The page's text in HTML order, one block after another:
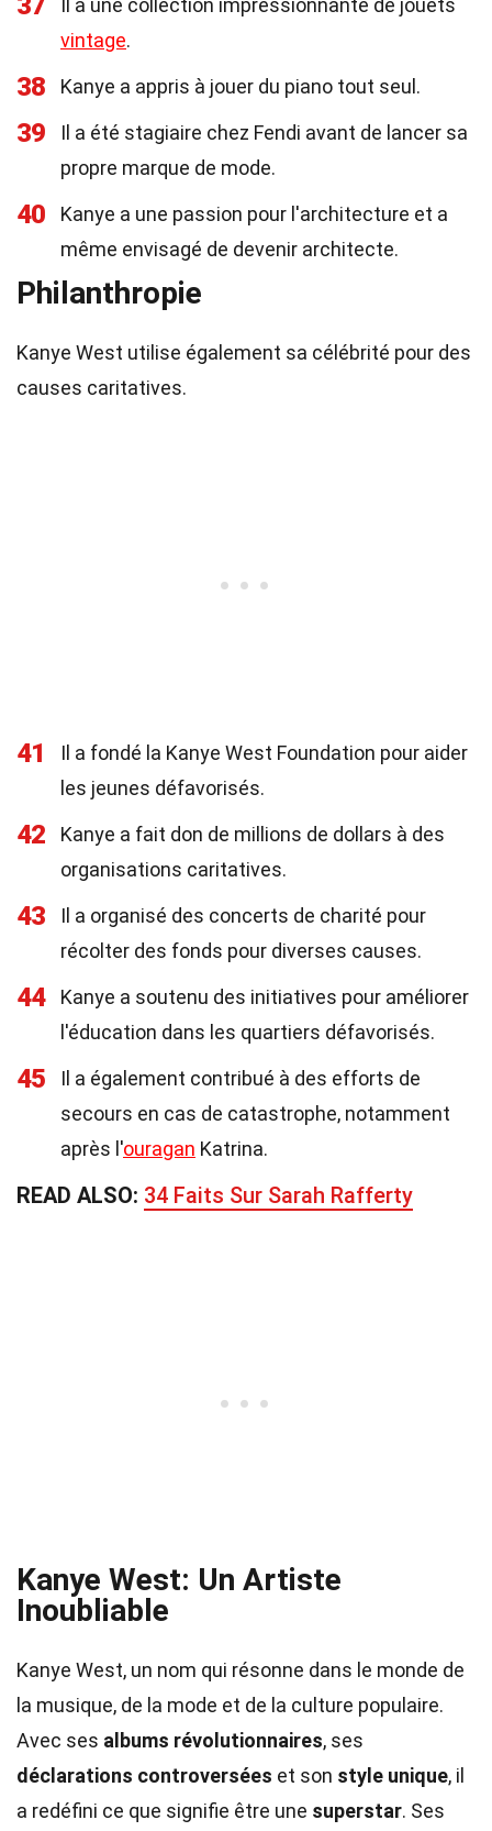
Il a une collection impressionnante de jouets
vintage.
38 Kanye a appris à jouer du piano tout seul.
39
Il a été stagiaire chez Fendi avant de lancer sa
propre marque de mode.
40
Kanye a une passion pour l'architecture et a
même envisagé de devenir architecte.
Philanthropie
Kanye West utilise également sa célébrité pour des
causes caritatives.
41
Il a fondé la Kanye West Foundation pour aider
les jeunes défavorisés.
42
Kanye a fait don de millions de dollars à des
organisations caritatives.
43
Il a organisé des concerts de charité pour
récolter des fonds pour diverses causes.
44
Kanye a soutenu des initiatives pour améliorer
l'éducation dans les quartiers défavorisés.
45
Il a également contribué à des efforts de
secours en cas de catastrophe, notamment
après l'ouragan Katrina.
READ ALSO: 34 Faits Sur Sarah Rafferty
Kanye West: Un Artiste
Inoubliable
Kanye West, un nom qui résonne dans le monde de
la musique, de la mode et de la culture populaire.
Avec ses albums révolutionnaires, ses
déclarations controversées et son style unique, il
a redéfini ce que signifie être une superstar. Ses